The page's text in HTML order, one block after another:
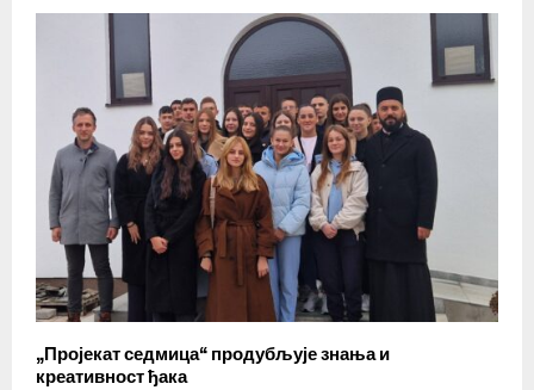
„Пројекат седмица“ продубљује знања и
креативност ђака